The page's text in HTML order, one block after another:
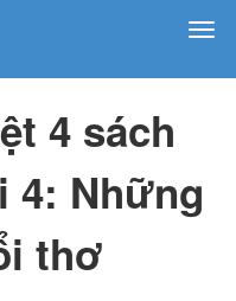
4 sách
4: Những
thơ